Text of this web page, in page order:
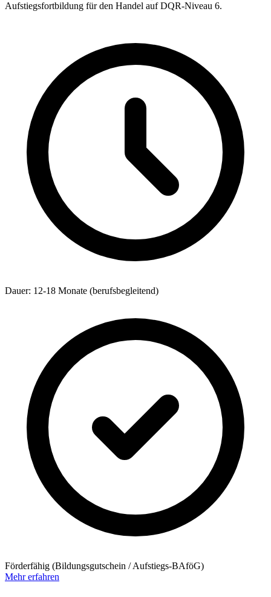
Aufstiegsfortbildung für den Handel auf DQR-Niveau 6.
Dauer: 12-18 Monate (berufsbegleitend)
Förderfähig (Bildungsgutschein / Aufstiegs-BAföG)
Mehr erfahren